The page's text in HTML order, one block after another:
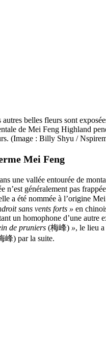
belles fleurs sont
de Mei Feng Highland
(Image : Billy Shyu /
Mei Feng
une vallée entourée de
n’est généralement pas
a été nommée à l’origine
sans vents forts » en
un homophone d’une autre
de pruniers (梅峰) », le lieu
峰) par la suite.